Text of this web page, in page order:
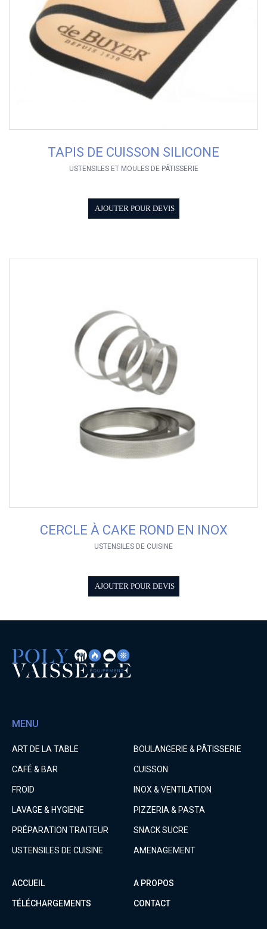
TAPIS DE CUISSON SILICONE
USTENSILES ET MOULES DE PÂTISSERIE
AJOUTER POUR DEVIS
CERCLE À CAKE ROND EN INOX
USTENSILES DE CUISINE
AJOUTER POUR DEVIS
MENU
ART DE LA TABLE BOULANGERIE & PÂTISSERIE
CAFÉ & BAR CUISSON
FROID INOX & VENTILATION
LAVAGE & HYGIENE PIZZERIA & PASTA
PRÉPARATION TRAITEUR SNACK SUCRE
USTENSILES DE CUISINE AMENAGEMENT
ACCUEIL A PROPOS
TÉLÉCHARGEMENTS CONTACT